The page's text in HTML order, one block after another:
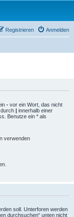
Anmelden
Registrieren
- vor ein Wort, das nicht
| innerhalb einer
Benutze ein * als
verwenden
soll. Unterforen werden
durchsuchen“ unten nicht